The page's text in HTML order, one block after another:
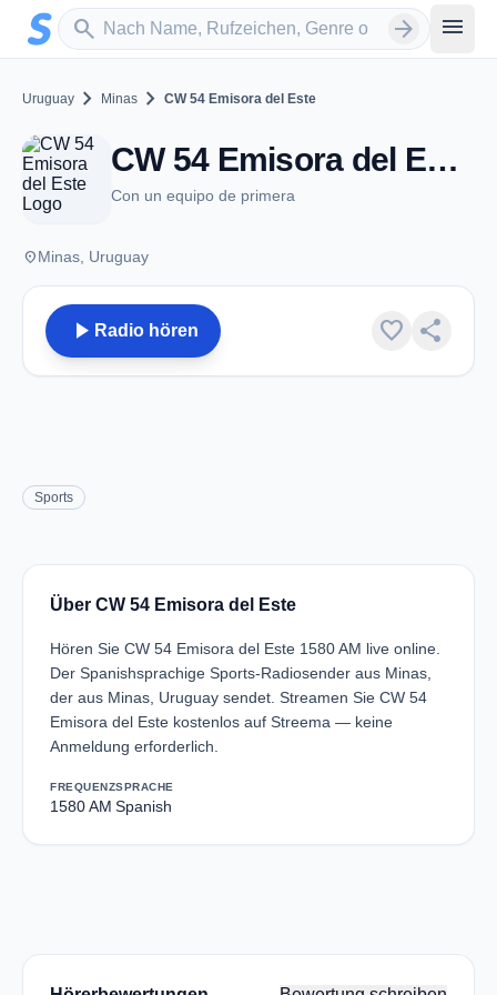
Zum Hauptinhalt springen
search
Sender suchen arrow_forward menu
Uruguay chevron_right Minas chevron_right CW 54 Emisora del Este
CW 54 Emisora del Este - AM 1580 - Minas
Con un equipo de primera
placeMinas, Uruguay
play_arrow Radio hören favorite share
Sports
Über CW 54 Emisora del Este
Hören Sie CW 54 Emisora del Este 1580 AM live online.
Der Spanishsprachige Sports-Radiosender aus Minas,
der aus Minas, Uruguay sendet. Streamen Sie CW 54
Emisora del Este kostenlos auf Streema — keine
Anmeldung erforderlich.
FREQUENZ
1580 AM
SPRACHE
Spanish